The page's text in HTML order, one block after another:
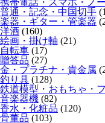
携帯電話・スマホ・ノ
普通・記念・中国切手
楽器・ギター・管楽器
洋酒 (160)
絵画・掛け軸 (21)
自転車 (17)
贈答品 (27)
金・プラチナ・貴金属
釣り具 (128)
鉄道模型・おもちゃ・
音楽器機 (82)
香水・化粧品 (120)
骨董品 (103)